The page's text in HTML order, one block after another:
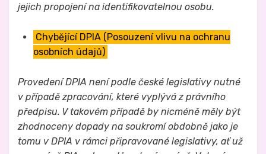
jejich propojení na identifikovatelnou osobu.
Chybějící DPIA (Posouzení vlivu na ochranu
osobních údajů)
Provedení DPIA není podle české legislativy nutné
v případě zpracování, které vyplývá z právního
předpisu. V takovém případě by nicméně měly být
zhodnoceny dopady na soukromí obdobně jako je
tomu v DPIA v rámci připravované legislativy, ať už